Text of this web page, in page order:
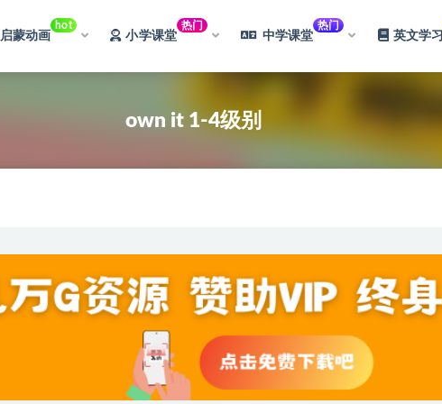
启蒙动画
hot
小学课堂
热门
中学课堂
热门
英文学习
own it 1-4级别